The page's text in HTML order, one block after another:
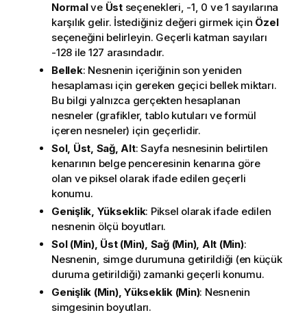
Normalve Üstseçenekleri, -1, 0 ve 1 sayılarına
karşılık gelir. İstediğiniz değeri girmek için Özel
seçeneğini belirleyin. Geçerli katman sayıları
-128 ile 127 arasındadır.
Bellek: Nesnenin içeriğinin son yeniden
hesaplaması için gereken geçici bellek miktarı.
Bu bilgi yalnızca gerçekten hesaplanan
nesneler (grafikler, tablo kutuları ve formül
içeren nesneler) için geçerlidir.
Sol, Üst, Sağ, Alt: Sayfa nesnesinin belirtilen
kenarının belge penceresinin kenarına göre
olan ve piksel olarak ifade edilen geçerli
konumu.
Genişlik, Yükseklik: Piksel olarak ifade edilen
nesnenin ölçü boyutları.
Sol (Min), Üst (Min), Sağ (Min), Alt (Min):
Nesnenin, simge durumuna getirildiği (en küçük
duruma getirildiği) zamanki geçerli konumu.
Genişlik (Min), Yükseklik (Min): Nesnenin
simgesinin boyutları.